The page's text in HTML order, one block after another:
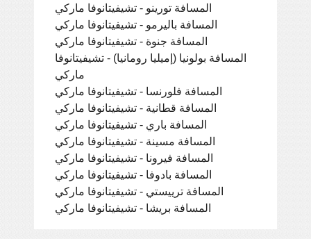
المسافة تورينو - تشيفيتانوفا ماركي
المسافة باليرمو - تشيفيتانوفا ماركي
المسافة جنوة - تشيفيتانوفا ماركي
المسافة بولونيا (إميليا رومانيا) - تشيفيتانوفا
ماركي
المسافة فلورنسا - تشيفيتانوفا ماركي
المسافة قطانية - تشيفيتانوفا ماركي
المسافة باري - تشيفيتانوفا ماركي
المسافة مسينة - تشيفيتانوفا ماركي
المسافة فيرونا - تشيفيتانوفا ماركي
المسافة بادوفا - تشيفيتانوفا ماركي
المسافة ترييستي - تشيفيتانوفا ماركي
المسافة بريشا - تشيفيتانوفا ماركي